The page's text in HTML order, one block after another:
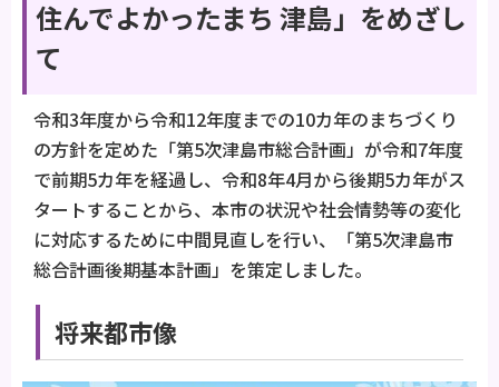
住んでよかったまち 津島」をめざし
て
令和3年度から令和12年度までの10カ年のまちづくり
の方針を定めた「第5次津島市総合計画」が令和7年度
で前期5カ年を経過し、令和8年4月から後期5カ年がス
タートすることから、本市の状況や社会情勢等の変化
に対応するために中間見直しを行い、「第5次津島市
総合計画後期基本計画」を策定しました。
将来都市像